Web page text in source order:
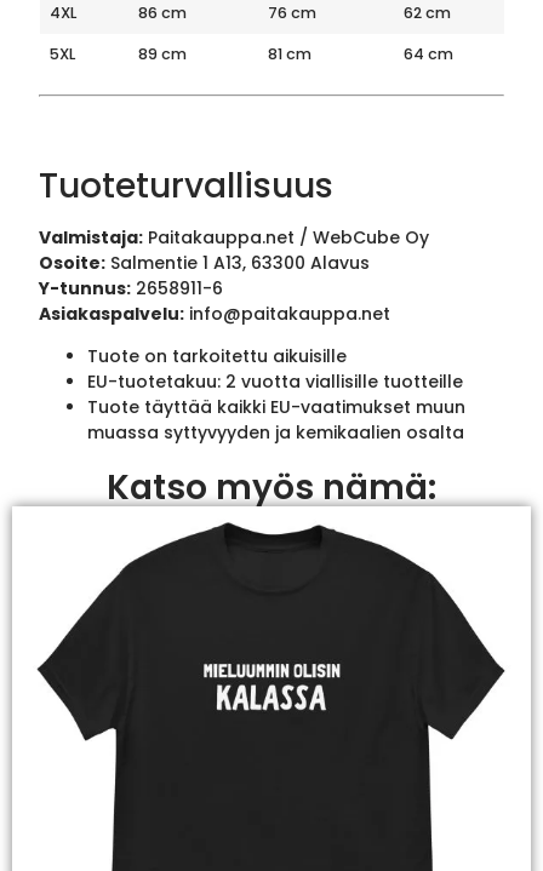
4XL
86 cm 76 cm
62 cm
5XL
89 cm 81 cm 64 cm
Tuoteturvallisuus
Valmistaja: Paitakauppa.net / WebCube Oy
Osoite: Salmentie 1 A13, 63300 Alavus
Y-tunnus: 2658911-6
Asiakaspalvelu: info@paitakauppa.net
Tuote on tarkoitettu aikuisille
EU-tuotetakuu: 2 vuotta viallisille tuotteille
Tuote täyttää kaikki EU-vaatimukset muun
muassa syttyvyyden ja kemikaalien osalta
Katso myös nämä: